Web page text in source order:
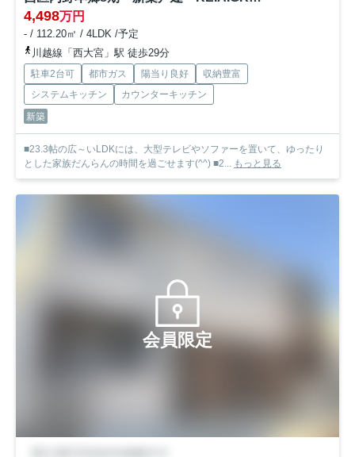
4,498万円
- / 112.20㎡ / 4LDK /予定
川越線「西大宮」駅 徒歩29分
駐車2台可 都市ガス 陽当り良好
収納豊富
システムキッチン
カウンターキッチン
新築
■23.3帖の広～いLDKには、大型テレビやソファーを置いて、ゆったり
とした家族だんらんの時間を過ごせます(^^) ■2... もっと見る
会員限定